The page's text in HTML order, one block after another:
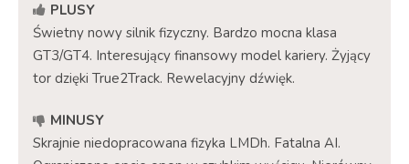
PLUSY
Świetny nowy silnik fizyczny. Bardzo mocna klasa
GT3/GT4. Interesujący finansowy model kariery. Żyjący
tor dzięki True2Track. Rewelacyjny dźwięk.
MINUSY
Skrajnie niedopracowana fizyka LMDh. Fatalna AI.